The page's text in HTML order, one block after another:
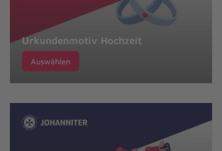
Urkundenmotiv Hochzeit
Auswählen